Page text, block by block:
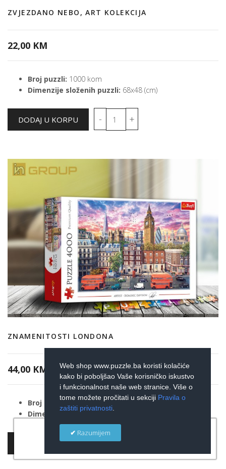
ZVJEZDANO NEBO, ART KOLEKCIJA
22,00 KM
Broj puzzli: 1000 kom
Dimenzije složenih puzzli: 68x48 (cm)
ZNAMENITOSTI LONDONA
44,00 KM
Broj puzzli:4000 kom
Dimenzije složenih puzzli:
Web shop www.puzzle.ba koristi kolačiće
kako bi poboljšao Vaše korisničko iskustvo
i funkcionalnost naše web stranice. Više o
tome možete pročitati u sekciji Pravila o
zaštiti privatnosti.
Razumijem